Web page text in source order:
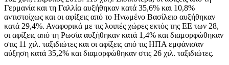
Γερμανία και τη Γαλλία αυξήθηκαν κατά 35,6% και 10,8%
αντιστοίχως και οι αφίξεις από το Ηνωμένο Βασίλειο αυξήθηκαν
κατά 29,4%. Αναφορικά με τις λοιπές χώρες εκτός της ΕΕ των 28,
οι αφίξεις από τη Ρωσία αυξήθηκαν κατά 1,4% και διαμορφώθηκαν
στις 11 χιλ. ταξιδιώτες και οι αφίξεις από τις ΗΠΑ εμφάνισαν
αύξηση κατά 35,2% και διαμορφώθηκαν στις 26 χιλ. ταξιδιώτες.